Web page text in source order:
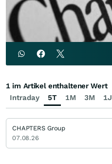
Intraday 5T 1M 3M 1J
1 im Artikel enthaltener Wert
CHAPTERS Group
07.08.26